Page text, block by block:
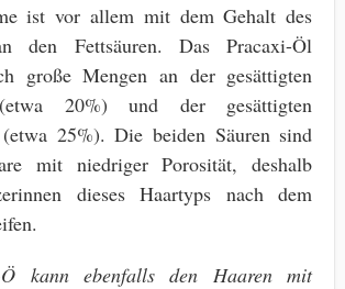
ist vor allem mit dem Gehalt des
den Fettsäuren. Das Pracaxi-Öl
große Mengen an der gesättigten
(etwa 20%) und der gesättigten
25%). Die beiden Säuren sind
mit niedriger Porosität, deshalb
dieses Haartyps nach dem
kann ebenfalls den Haaren mit